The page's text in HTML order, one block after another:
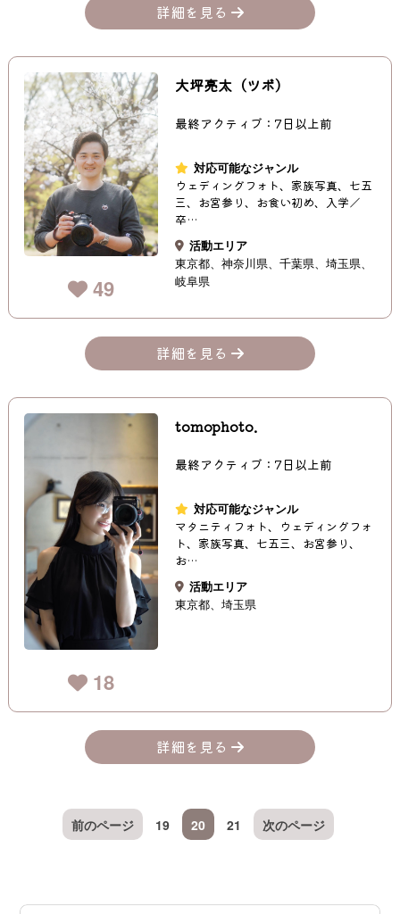
詳細を見る
49
大坪亮太（ツボ）
最終アクティブ：7日以上前
対応可能なジャンル
ウェディングフォト、家族写真、七五
三、お宮参り、お食い初め、入学／
卒…
活動エリア
東京都
神奈川県 千葉県
埼玉県
岐阜県
詳細を見る
18
tomophoto.
最終アクティブ：7日以上前
対応可能なジャンル
マタニティフォト、ウェディングフォ
ト、家族写真、七五三、お宮参り、
お…
活動エリア
東京都
埼玉県
詳細を見る
前のページ 19 20 21 次のページ